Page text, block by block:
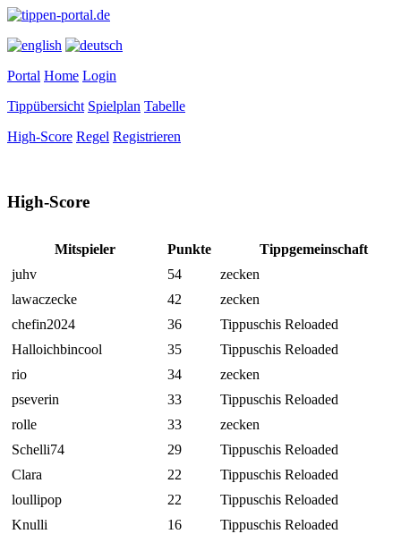
Portal Home Login
Tippübersicht Spielplan Tabelle
High-Score Regel Registrieren
High-Score
Mitspieler Punkte
Tippgemeinschaft
juhv
54
zecken
lawaczecke
42
zecken
chefin2024
36
Tippuschis Reloaded
Halloichbincool
35
Tippuschis Reloaded
rio
34
zecken
pseverin
33
Tippuschis Reloaded
rolle
33
zecken
Schelli74
29
Tippuschis Reloaded
Clara
22
Tippuschis Reloaded
loullipop
22
Tippuschis Reloaded
Knulli
16
Tippuschis Reloaded